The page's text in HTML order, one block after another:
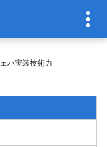
実装技術力